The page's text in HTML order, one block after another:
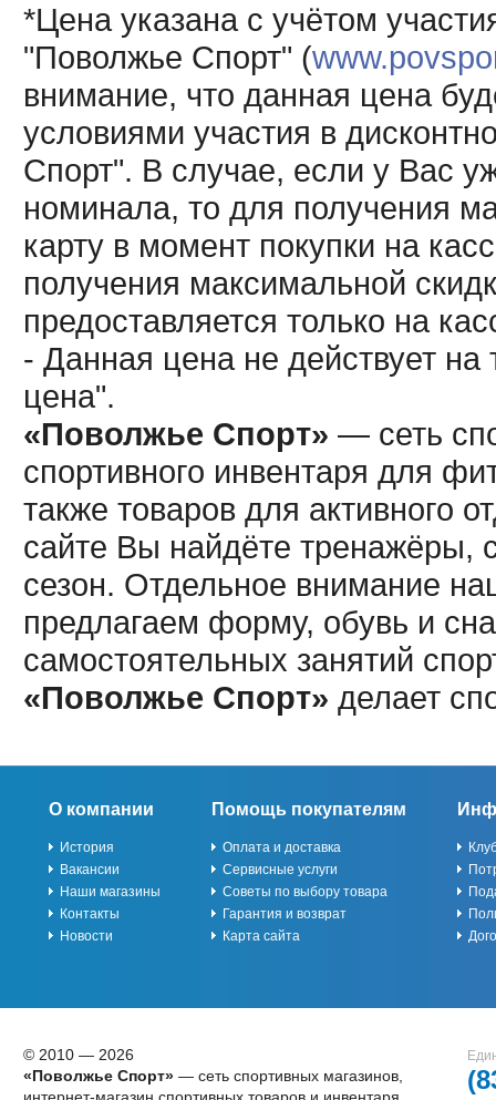
*Цена указана с учётом
"Поволжье Спорт" (
внимание, что данная цена
условиями участия в
Спорт". В случае, если у Вас
номинала, то для получения
карту в момент покупки на
получения максимальной
предоставляется только на
- Данная цена не действует
цена".
«Поволжье Спорт» — сеть
спортивного инвентаря для
также товаров для активного
сайте Вы найдёте тренажёры,
сезон. Отдельное внимание
предлагаем форму, обувь и
самостоятельных занятий
«Поволжье Спорт» делает
О компании
История
Вакансии
Наши магазины
Контакты
Новости
Помощь покупателям
Оплата и доставка
Сервисные услуги
Советы по выбору товара
Гарантия и возврат
Карта сайта
© 2010 — 2026
«Поволжье Спорт»— сеть спортивных магазинов,